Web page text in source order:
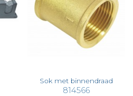
Sok met binnendraad
814566